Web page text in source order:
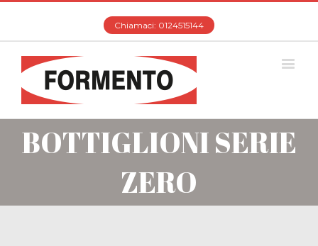
Chiamaci: 0124515144
BOTTIGLIONI SERIE
ZERO